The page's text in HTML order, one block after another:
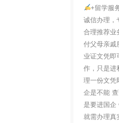
+留学服
诚信办理，
合理推荐业
付父母亲戚
业证文凭即
作，只是进
理一份文凭
企是不能
是要进国企
就需办理真